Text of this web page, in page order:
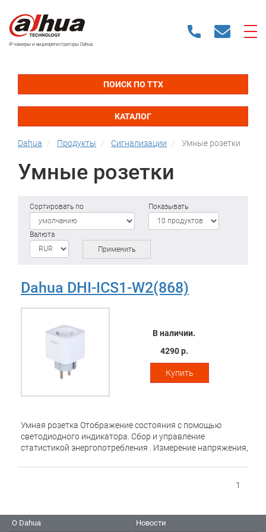
IP камеры и видеорегистраторы Dahua
ПОИСК ПО ТТХ
КАТАЛОГ
Dahua Продукты Сигнализации Умные розетки
Умные розетки
Сортировать по Показывать
Валюта
Применить
Dahua DHI-ICS1-W2(868)
Умная розетка Отображение состояния с помощью
светодиодного индикатора. Сбор и управление
статистикой энергопотребления . Измерение напряжения,
перенапряжения и перегрева. Двухсторонняя
В наличии.
4290 р.
Купить
1
О Dahua Новости